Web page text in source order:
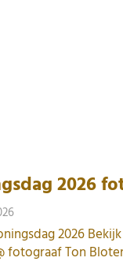
2026
2026
Ton